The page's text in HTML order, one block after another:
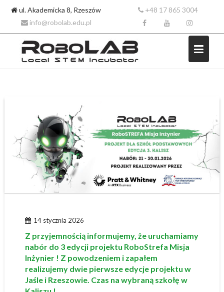
ul. Akademicka 8, Rzeszów
+48 17 865 3004
info@robolab.edu.pl
14 stycznia 2026
Z przyjemnością informujemy, że uruchamiamy
nabór do 3 edycji projektu RoboStrefa Misja
Inżynier ! Z powodzeniem i zapałem
realizujemy dwie pierwsze edycje projektu w
Jaśle i Rzeszowie. Czas na wybraną szkołę w